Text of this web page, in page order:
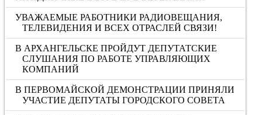
УВАЖАЕМЫЕ РАБОТНИКИ РАДИОВЕЩАНИЯ,
ТЕЛЕВИДЕНИЯ И ВСЕХ ОТРАСЛЕЙ СВЯЗИ!
В АРХАНГЕЛЬСКЕ ПРОЙДУТ ДЕПУТАТСКИЕ
СЛУШАНИЯ ПО РАБОТЕ УПРАВЛЯЮЩИХ
КОМПАНИЙ
В ПЕРВОМАЙСКОЙ ДЕМОНСТРАЦИИ ПРИНЯЛИ
УЧАСТИЕ ДЕПУТАТЫ ГОРОДСКОГО СОВЕТА